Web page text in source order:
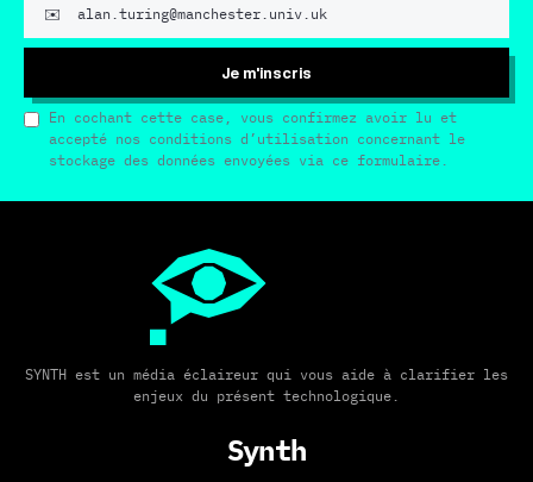
Je m'inscris
En cochant cette case, vous confirmez avoir lu et
accepté nos conditions d’utilisation concernant le
stockage des données envoyées via ce formulaire.
SYNTH est un média éclaireur qui vous aide à clarifier les
enjeux du présent technologique.
Synth